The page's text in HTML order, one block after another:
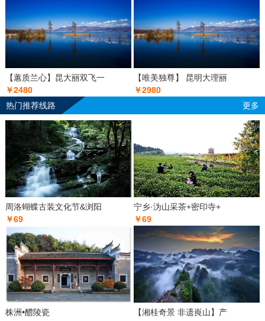
【蕙质兰心】昆大丽双飞一
￥2480
【唯美独尊】 昆明大理丽
￥2980
热门推荐线路
更多
周洛蝴蝶古装文化节&浏阳
￥69
宁乡·沩山采茶+密印寺+
￥69
株洲•醴陵瓷
【湘桂奇景 非遗崀山】产